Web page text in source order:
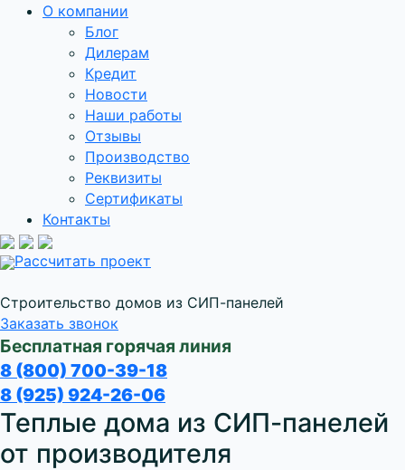
О компании
Блог
Дилерам
Кредит
Новости
Наши работы
Отзывы
Производство
Реквизиты
Сертификаты
Контакты
Рассчитать проект
Строительство домов из СИП-панелей
Заказать звонок
Бесплатная горячая линия
8 (800) 700-39-18
8 (925) 924-26-06
Теплые дома из СИП-панелей
от производителя